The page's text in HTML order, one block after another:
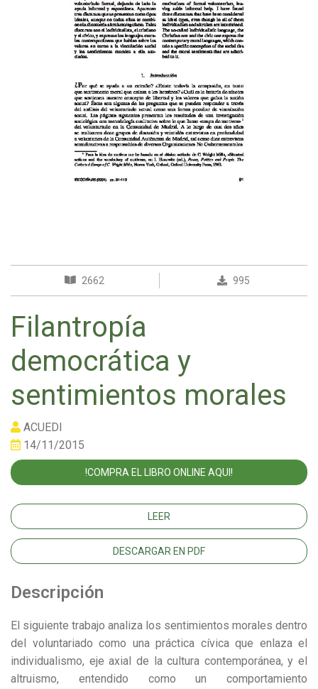
2662 995
Filantropía
democrática y
sentimientos morales
ACUEDI
14/11/2015
!COMPRA EL LIBRO ONLINE AQUI!
LEER
DESCARGAR EN PDF
Descripción
El siguiente trabajo analiza los sentimientos morales dentro
del voluntariado como una práctica cívica que enlaza el
individualismo, eje axial de la cultura contemporánea, y el
altruismo, entendido como un comportamiento